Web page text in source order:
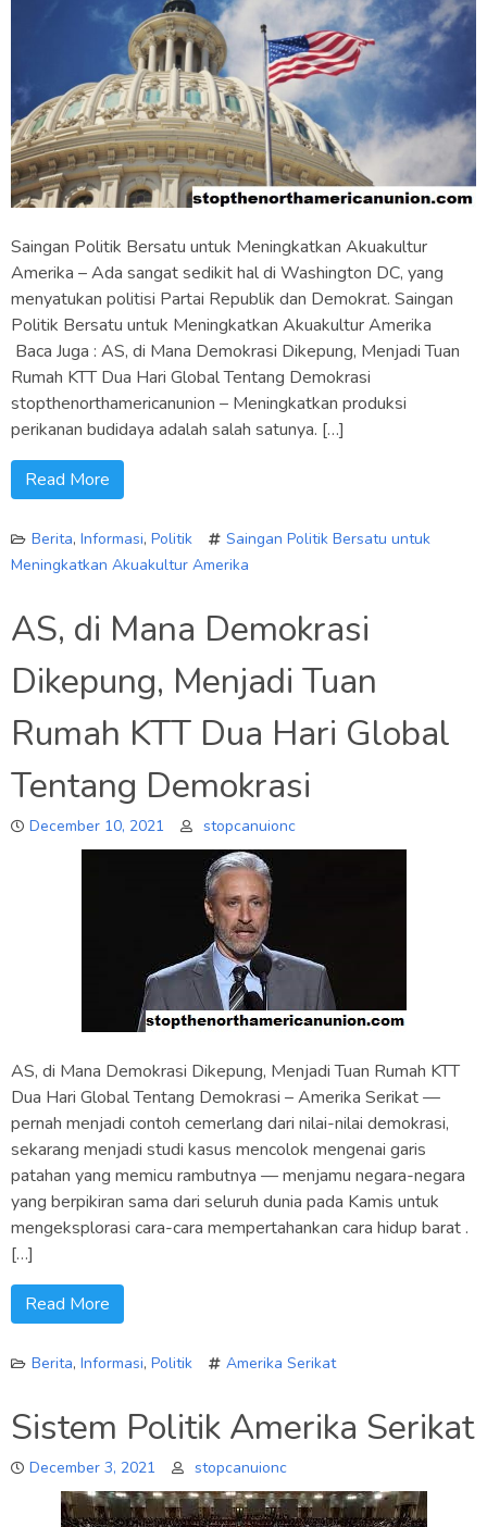
Saingan Politik Bersatu untuk Meningkatkan Akuakultur
Amerika – Ada sangat sedikit hal di Washington DC, yang
menyatukan politisi Partai Republik dan Demokrat. Saingan
Politik Bersatu untuk Meningkatkan Akuakultur Amerika
Baca Juga : AS, di Mana Demokrasi Dikepung, Menjadi Tuan
Rumah KTT Dua Hari Global Tentang Demokrasi
stopthenorthamericanunion – Meningkatkan produksi
perikanan budidaya adalah salah satunya. […]
Read More
Berita, Informasi, Politik
Saingan Politik Bersatu untuk
Meningkatkan Akuakultur Amerika
AS, di Mana Demokrasi
Dikepung, Menjadi Tuan
Rumah KTT Dua Hari Global
Tentang Demokrasi
December 10, 2021 stopcanuionc
AS, di Mana Demokrasi Dikepung, Menjadi Tuan Rumah KTT
Dua Hari Global Tentang Demokrasi – Amerika Serikat —
pernah menjadi contoh cemerlang dari nilai-nilai demokrasi,
sekarang menjadi studi kasus mencolok mengenai garis
patahan yang memicu rambutnya — menjamu negara-negara
yang berpikiran sama dari seluruh dunia pada Kamis untuk
mengeksplorasi cara-cara mempertahankan cara hidup barat .
[…]
Read More
Berita, Informasi, Politik Amerika Serikat
Sistem Politik Amerika Serikat
December 3, 2021 stopcanuionc